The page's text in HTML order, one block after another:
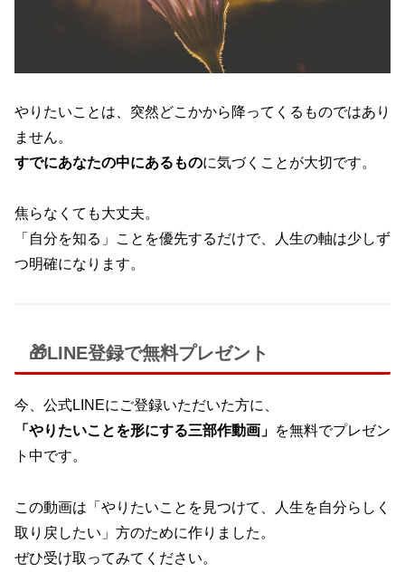
やりたいことは、突然どこかから降ってくるものではあり
ません。
すでにあなたの中にあるものに気づくことが大切です。
焦らなくても大丈夫。
「自分を知る」ことを優先するだけで、人生の軸は少しず
つ明確になります。
🎁LINE登録で無料プレゼント
今、公式LINEにご登録いただいた方に、
「やりたいことを形にする三部作動画」 を無料でプレゼン
ト中です。
この動画は「やりたいことを見つけて、人生を自分らしく
取り戻したい」方のために作りました。
ぜひ受け取ってみてください。